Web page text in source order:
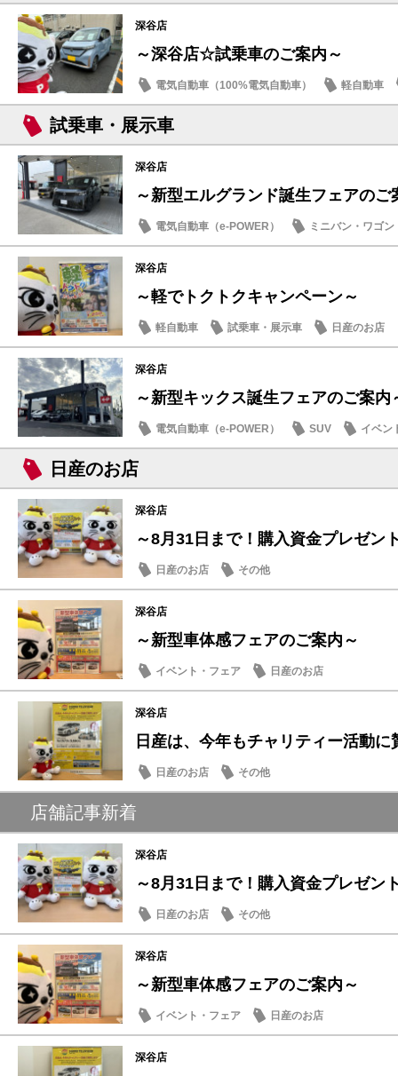
深谷店
～深谷店☆試乗車のご案内～
電気自動車（100%電気自動車） 軽自動車
試乗車・展示車
深谷店
～新型エルグランド誕生フェアのご
電気自動車（e-POWER）
ミニバン・ワゴン
試乗車・展示車
日産のお店
深谷店
～軽でトクトクキャンペーン～
軽自動車 試乗車・展示車 日産のお店
深谷店
～新型キックス誕生フェアのご案内
電気自動車（e-POWER） SUV
イベン
日産のお店
日産のお店
深谷店
～8月31日まで！購入資金プレゼン
日産のお店 その他
深谷店
～新型車体感フェアのご案内～
イベント・フェア 日産のお店
深谷店
日産は、今年もチャリティー活動に
日産のお店 その他
店舗記事新着
深谷店
～8月31日まで！購入資金プレゼン
日産のお店 その他
深谷店
～新型車体感フェアのご案内～
イベント・フェア 日産のお店
深谷店